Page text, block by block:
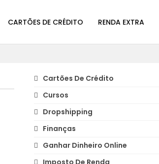
CARTÕES DE CRÉDITO RENDA EXTRA
Cartões De Crédito
Cursos
Dropshipping
Finanças
Ganhar Dinheiro Online
Imposto De Renda